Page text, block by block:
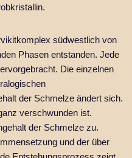
südwestlich von
Phasen entstanden. Jede
Die einzelnen
der Schmelze ändert sich.
verschwunden ist.
der Schmelze zu.
und der über